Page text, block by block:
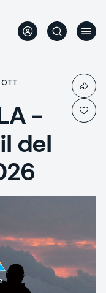
OTT
-
del